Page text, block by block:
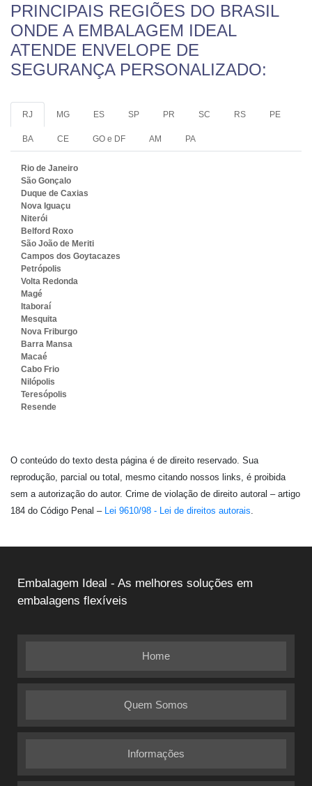
PRINCIPAIS REGIÕES DO BRASIL
ONDE A EMBALAGEM IDEAL
ATENDE ENVELOPE DE
SEGURANÇA PERSONALIZADO:
RJ MG ES SP PR SC RS PE
BA CE GO e DF AM PA
Rio de Janeiro
São Gonçalo
Duque de Caxias
Nova Iguaçu
Niterói
Belford Roxo
São João de Meriti
Campos dos Goytacazes
Petrópolis
Volta Redonda
Magé
Itaboraí
Mesquita
Nova Friburgo
Barra Mansa
Macaé
Cabo Frio
Nilópolis
Teresópolis
Resende
O conteúdo do texto desta página é de direito reservado. Sua
reprodução, parcial ou total, mesmo citando nossos links, é proibida
sem a autorização do autor. Crime de violação de direito autoral – artigo
184 do Código Penal –
Lei 9610/98 - Lei de direitos autorais
Embalagem Ideal - As melhores soluções em
embalagens flexíveis
Home
Quem Somos
Informações